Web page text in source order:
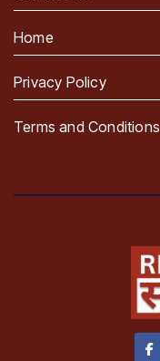
Home
Privacy Policy
Terms and Conditions